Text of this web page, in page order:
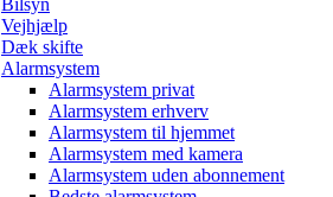
Bilsyn
Vejhjælp
Dæk skifte
Alarmsystem
Alarmsystem privat
Alarmsystem erhverv
Alarmsystem til hjemmet
Alarmsystem med kamera
Alarmsystem uden abonnement